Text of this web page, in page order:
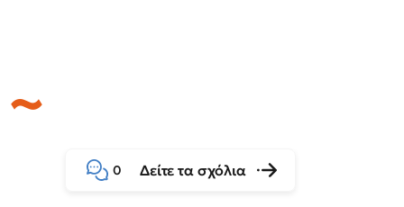
0 Δείτε τα σχόλια